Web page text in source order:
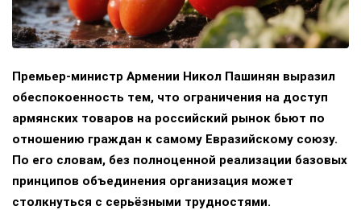
Премьер-министр Армении Никол Пашинян выразил
обеспокоенность тем, что ограничения на доступ
армянских товаров на российский рынок бьют по
отношению граждан к самому Евразийскому союзу.
По его словам, без полноценной реализации базовых
принципов объединения организация может
столкнуться с серьёзными трудностями.